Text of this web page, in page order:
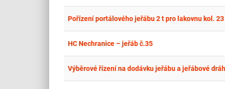
Pořízení portálového jeřábu 2 t pro lakovnu kol.
HC Nechranice – jeřáb č.35
Výběrové řízení na dodávku jeřábu a jeřábové